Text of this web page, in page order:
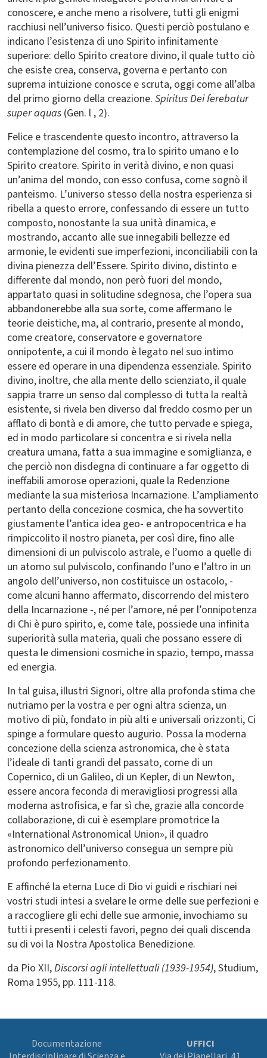
conoscere, e anche meno a risolvere, tutti gli enigmi
racchiusi nell’universo fisico. Questi perciò postulano e
indicano l’esistenza di uno Spirito infinitamente
superiore: dello Spirito creatore divino, il quale tutto ciò
che esiste crea, conserva, governa e pertanto con
suprema intuizione conosce e scruta, oggi come all’alba
del primo giorno della creazione. Spiritus Dei ferebatur
super aquas (Gen. l , 2).
Felice e trascendente questo incontro, attraverso la
contemplazione del cosmo, tra lo spirito umano e lo
Spirito creatore. Spirito in verità divino, e non quasi
un’anima del mondo, con esso confusa, come sognò il
panteismo. L’universo stesso della nostra esperienza si
ribella a questo errore, confessando di essere un tutto
composto, nonostante la sua unità dinamica, e
mostrando, accanto alle sue innegabili bellezze ed
armonie, le evidenti sue imperfezioni, inconciliabili con la
divina pienezza dell’Essere. Spirito divino, distinto e
differente dal mondo, non però fuori del mondo,
appartato quasi in solitudine sdegnosa, che l’opera sua
abbandonerebbe alla sua sorte, come affermano le
teorie deistiche, ma, al contrario, presente al mondo,
come creatore, conservatore e governatore
onnipotente, a cui il mondo è legato nel suo intimo
essere ed operare in una dipendenza essenziale. Spirito
divino, inoltre, che alla mente dello scienziato, il quale
sappia trarre un senso dal complesso di tutta la realtà
esistente, si rivela ben diverso dal freddo cosmo per un
afflato di bontà e di amore, che tutto pervade e spiega,
ed in modo particolare si concentra e si rivela nella
creatura umana, fatta a sua immagine e somiglianza, e
che perciò non disdegna di continuare a far oggetto di
ineffabili amorose operazioni, quale la Redenzione
mediante la sua misteriosa Incarnazione. L’ampliamento
pertanto della concezione cosmica, che ha sovvertito
giustamente l’antica idea geo- e antropocentrica e ha
rimpiccolito il nostro pianeta, per così dire, fino alle
dimensioni di un pulviscolo astrale, e l’uomo a quelle di
un atomo sul pulviscolo, confinando l’uno e l’altro in un
angolo dell’universo, non costituisce un ostacolo, -
come alcuni hanno affermato, discorrendo del mistero
della Incarnazione -, né per l’amore, né per l’onnipotenza
di Chi è puro spirito, e, come tale, possiede una infinita
superiorità sulla materia, quali che possano essere di
questa le dimensioni cosmiche in spazio, tempo, massa
ed energia.
In tal guisa, illustri Signori, oltre alla profonda stima che
nutriamo per la vostra e per ogni altra scienza, un
motivo di più, fondato in più alti e universali orizzonti, Ci
spinge a formulare questo augurio. Possa la moderna
concezione della scienza astronomica, che è stata
l’ideale di tanti grandi del passato, come di un
Copernico, di un Galileo, di un Kepler, di un Newton,
essere ancora feconda di meravigliosi progressi alla
moderna astrofisica, e far sì che, grazie alla concorde
collaborazione, di cui è esemplare promotrice la
«International Astronomical Union», il quadro
astronomico dell’universo consegua un sempre più
profondo perfezionamento.
E affinché la eterna Luce di Dio vi guidi e rischiari nei
vostri studi intesi a svelare le orme delle sue perfezioni e
a raccogliere gli echi delle sue armonie, invochiamo su
tutti i presenti i celesti favori, pegno dei quali discenda
su di voi la Nostra Apostolica Benedizione.
da Pio XII,Discorsi agli intellettuali (1939-1954), Studium,
Roma 1955, pp. 111-118.
Documentazione
UFFICI